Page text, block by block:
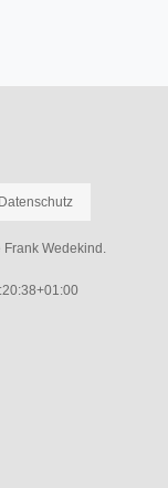
Datenschutz
Wedekind.